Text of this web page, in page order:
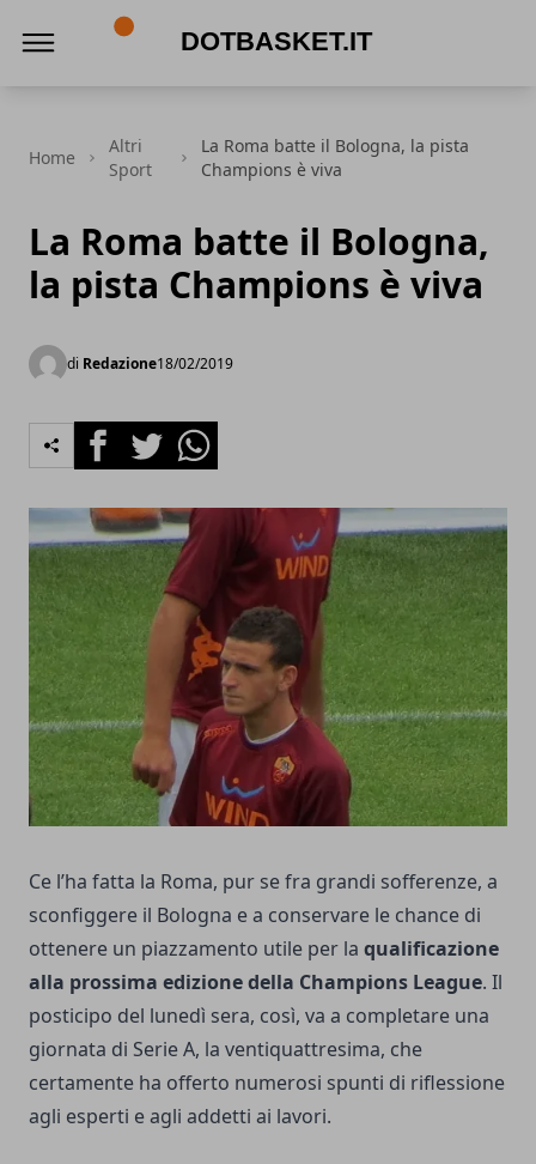
Home
Altri
Sport
La Roma batte il Bologna, la pista
Champions è viva
La Roma batte il Bologna,
la pista Champions è viva
di Redazione18/02/2019
FacebookTwitterWhatsapp
Ce l’ha fatta la Roma, pur se fra grandi sofferenze, a
sconfiggere il Bologna e a conservare le chance di
ottenere un piazzamento utile per la qualificazione
alla prossima edizione della Champions League. Il
posticipo del lunedì sera, così, va a completare una
giornata di Serie A, la ventiquattresima, che
certamente ha offerto numerosi spunti di riflessione
agli esperti e agli addetti ai lavori.